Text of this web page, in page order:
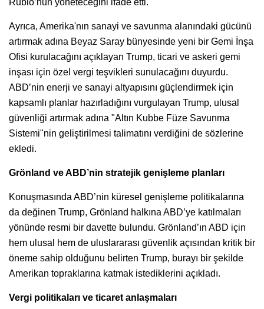
Ayrıca, Amerika'nın sanayi ve savunma alanındaki gücünü
artırmak adına Beyaz Saray bünyesinde yeni bir Gemi İnşa
Ofisi kurulacağını açıklayan Trump, ticari ve askeri gemi
inşası için özel vergi teşvikleri sunulacağını duyurdu.
ABD’nin enerji ve sanayi altyapısını güçlendirmek için
kapsamlı planlar hazırladığını vurgulayan Trump, ulusal
güvenliği artırmak adına "Altın Kubbe Füze Savunma
Sistemi"nin geliştirilmesi talimatını verdiğini de sözlerine
ekledi.
Grönland ve ABD’nin stratejik genişleme planları
Konuşmasında ABD’nin küresel genişleme politikalarına
da değinen Trump, Grönland halkına ABD’ye katılmaları
yönünde resmi bir davette bulundu. Grönland’ın ABD için
hem ulusal hem de uluslararası güvenlik açısından kritik bir
öneme sahip olduğunu belirten Trump, burayı bir şekilde
Amerikan topraklarına katmak istediklerini açıkladı.
Vergi politikaları ve ticaret anlaşmaları